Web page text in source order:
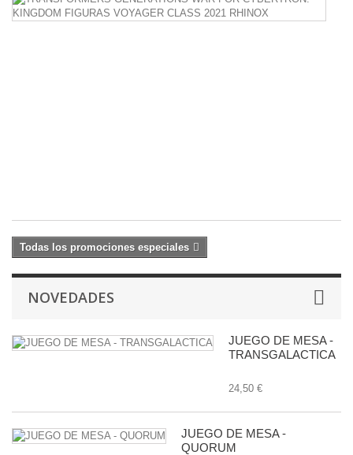
Todas los promociones especiales
NOVEDADES
JUEGO DE MESA -
TRANSGALACTICA
24,50 €
JUEGO DE MESA -
QUORUM